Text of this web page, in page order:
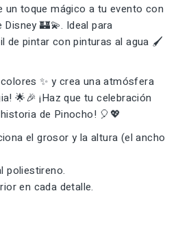
un toque mágico a tu evento con
🏰💫. Ideal para
de pintar con pinturas al agua 🖌️
✨ y crea una atmósfera
🌟🎉 ¡Haz que tu celebración
de Pinocho! 🎈💖
el grosor y la altura (el ancho
poliestireno.
en cada detalle.